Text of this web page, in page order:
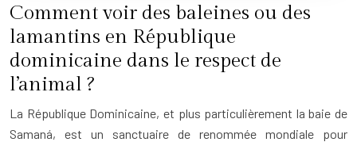
Comment voir des baleines ou des
lamantins en République
dominicaine dans le respect de
l’animal ?
La République Dominicaine, et plus particulièrement la baie de
Samaná, est un sanctuaire de renommée mondiale pour